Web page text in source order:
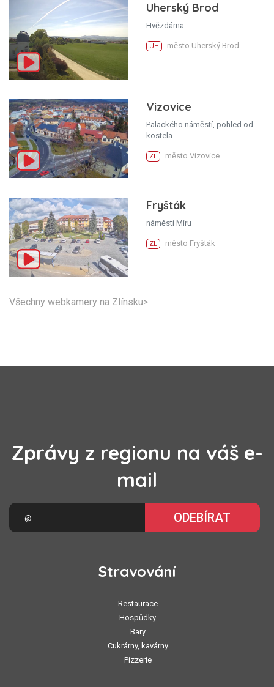
Uherský Brod
Hvězdárna
UH město Uherský Brod
Vizovice
Palackého náměstí, pohled od
kostela
ZL město Vizovice
Fryšták
náměstí Míru
ZL město Fryšták
Všechny webkamery na Zlínsku>
Zprávy z regionu na váš e-
mail
ODEBÍRAT
Stravování
Restaurace
Hospůdky
Bary
Cukrárny, kavárny
Pizzerie